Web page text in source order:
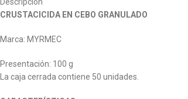
CRUSTACICIDA EN CEBO GRANULADO
Marca: MYRMEC
Presentación: 100 g
La caja cerrada contiene 50 unidades.